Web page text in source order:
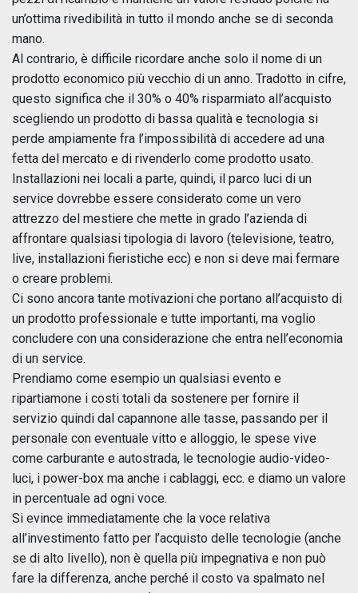
un’ottima rivedibilità in tutto il mondo anche se di seconda
mano.
Al contrario, è difficile ricordare anche solo il nome di un
prodotto economico più vecchio di un anno. Tradotto in cifre,
questo significa che il 30% o 40% risparmiato all’acquisto
scegliendo un prodotto di bassa qualità e tecnologia si
perde ampiamente fra l’impossibilità di accedere ad una
fetta del mercato e di rivenderlo come prodotto usato.
Installazioni nei locali a parte, quindi, il parco luci di un
service dovrebbe essere considerato come un vero
attrezzo del mestiere che mette in grado l’azienda di
affrontare qualsiasi tipologia di lavoro (televisione, teatro,
live, installazioni fieristiche ecc) e non si deve mai fermare
o creare problemi.
Ci sono ancora tante motivazioni che portano all’acquisto di
un prodotto professionale e tutte importanti, ma voglio
concludere con una considerazione che entra nell’economia
di un service.
Prendiamo come esempio un qualsiasi evento e
ripartiamone i costi totali da sostenere per fornire il
servizio quindi dal capannone alle tasse, passando per il
personale con eventuale vitto e alloggio, le spese vive
come carburante e autostrada, le tecnologie audio-video-
luci, i power-box ma anche i cablaggi, ecc. e diamo un valore
in percentuale ad ogni voce.
Si evince immediatamente che la voce relativa
all’investimento fatto per l’acquisto delle tecnologie (anche
se di alto livello), non è quella più impegnativa e non può
fare la differenza, anche perché il costo va spalmato nel